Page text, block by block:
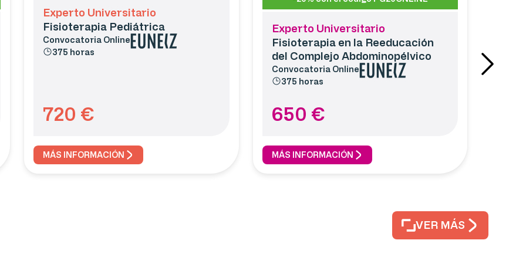
Experto Universitario
Fisioterapia Pediátrica
Convocatoria Online
375 horas
720 €
MÁS INFORMACIÓN
Experto Universitario
Fisioterapia en la Reeducación
del Complejo Abdominopélvico
Convocatoria Online
375 horas
650 €
MÁS INFORMACIÓN
VER MÁS